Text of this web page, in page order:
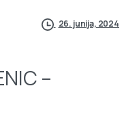
26. junija, 2024
–